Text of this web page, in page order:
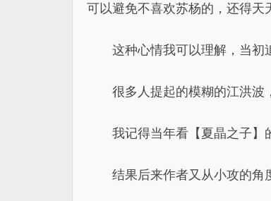
可以避免不喜欢苏杨的，还得天
这种心情我可以理解，当初
很多人提起的模糊的江洪波
我记得当年看【夏晶之子】
结果后来作者又从小攻的角